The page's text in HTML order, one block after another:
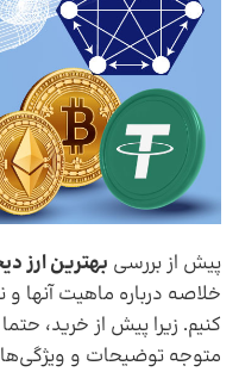
پیش از بررسی بهترین ارز
خلاصه درباره ماهیت آنها
کنیم. زیرا پیش از خرید، حتما
متوجه توضیحات و